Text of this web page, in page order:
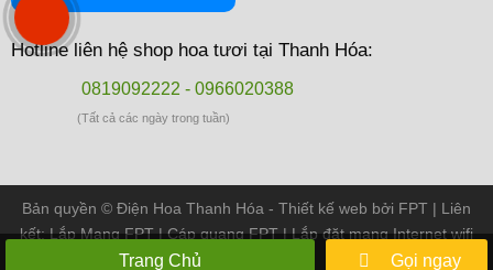
Hotline liên hệ shop hoa tươi tại Thanh Hóa:
0819092222 - 0966020388
(Tất cả các ngày trong tuần)
Bản quyền © Điện Hoa Thanh Hóa - Thiết kế web bởi FPT | Liên
kết: Lắp Mạng FPT | Cáp quang FPT | Lắp đặt mạng Internet wifi
Trang Chủ Gọi ngay